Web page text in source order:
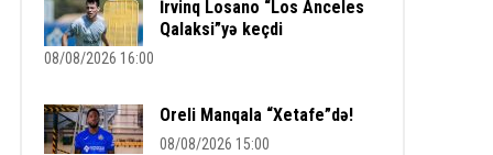
İrvinq Losano “Los Anceles
Qalaksi”yə keçdi
08/08/2026 16:00
Oreli Manqala “Xetafe”də!
08/08/2026 15:00